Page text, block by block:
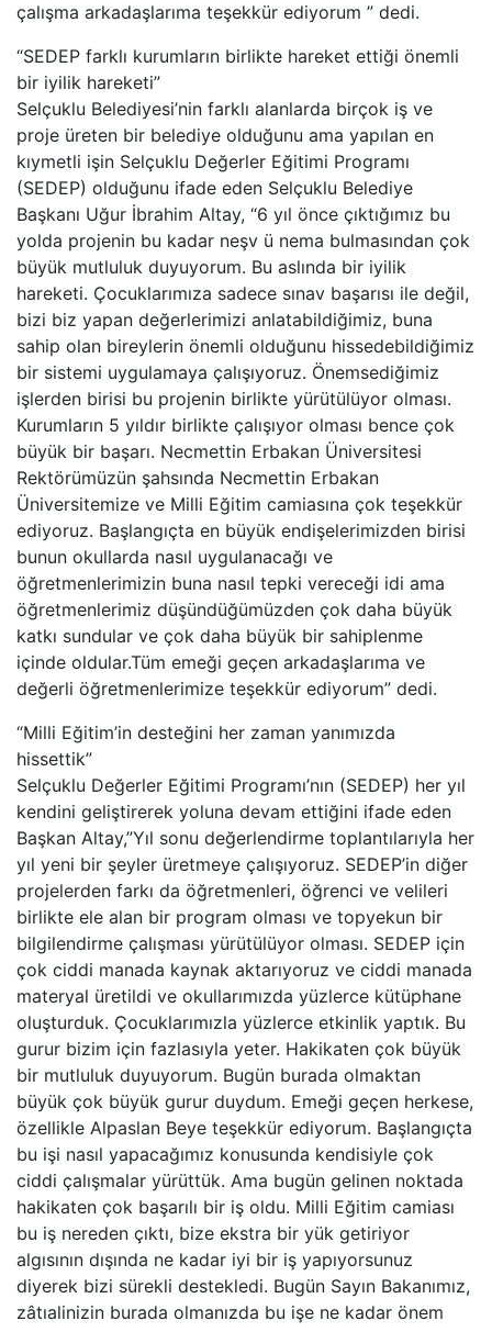
çalışma arkadaşlarıma teşekkür ediyorum ” dedi.
“SEDEP farklı kurumların birlikte hareket ettiği önemli
bir iyilik hareketi”
Selçuklu Belediyesi’nin farklı alanlarda birçok iş ve
proje üreten bir belediye olduğunu ama yapılan en
kıymetli işin Selçuklu Değerler Eğitimi Programı
(SEDEP) olduğunu ifade eden Selçuklu Belediye
Başkanı Uğur İbrahim Altay, “6 yıl önce çıktığımız bu
yolda projenin bu kadar neşv ü nema bulmasından çok
büyük mutluluk duyuyorum. Bu aslında bir iyilik
hareketi. Çocuklarımıza sadece sınav başarısı ile değil,
bizi biz yapan değerlerimizi anlatabildiğimiz, buna
sahip olan bireylerin önemli olduğunu hissedebildiğimiz
bir sistemi uygulamaya çalışıyoruz. Önemsediğimiz
işlerden birisi bu projenin birlikte yürütülüyor olması.
Kurumların 5 yıldır birlikte çalışıyor olması bence çok
büyük bir başarı. Necmettin Erbakan Üniversitesi
Rektörümüzün şahsında Necmettin Erbakan
Üniversitemize ve Milli Eğitim camiasına çok teşekkür
ediyoruz. Başlangıçta en büyük endişelerimizden birisi
bunun okullarda nasıl uygulanacağı ve
öğretmenlerimizin buna nasıl tepki vereceği idi ama
öğretmenlerimiz düşündüğümüzden çok daha büyük
katkı sundular ve çok daha büyük bir sahiplenme
içinde oldular.Tüm emeği geçen arkadaşlarıma ve
değerli öğretmenlerimize teşekkür ediyorum” dedi.
“Milli Eğitim’in desteğini her zaman yanımızda
hissettik”
Selçuklu Değerler Eğitimi Programı’nın (SEDEP) her yıl
kendini geliştirerek yoluna devam ettiğini ifade eden
Başkan Altay,”Yıl sonu değerlendirme toplantılarıyla her
yıl yeni bir şeyler üretmeye çalışıyoruz. SEDEP’in diğer
projelerden farkı da öğretmenleri, öğrenci ve velileri
birlikte ele alan bir program olması ve topyekun bir
bilgilendirme çalışması yürütülüyor olması. SEDEP için
çok ciddi manada kaynak aktarıyoruz ve ciddi manada
materyal üretildi ve okullarımızda yüzlerce kütüphane
oluşturduk. Çocuklarımızla yüzlerce etkinlik yaptık. Bu
gurur bizim için fazlasıyla yeter. Hakikaten çok büyük
bir mutluluk duyuyorum. Bugün burada olmaktan
büyük çok büyük gurur duydum. Emeği geçen herkese,
özellikle Alpaslan Beye teşekkür ediyorum. Başlangıçta
bu işi nasıl yapacağımız konusunda kendisiyle çok
ciddi çalışmalar yürüttük. Ama bugün gelinen noktada
hakikaten çok başarılı bir iş oldu. Milli Eğitim camiası
bu iş nereden çıktı, bize ekstra bir yük getiriyor
algısının dışında ne kadar iyi bir iş yapıyorsunuz
diyerek bizi sürekli destekledi. Bugün Sayın Bakanımız,
zâtıalinizin burada olmanızda bu işe ne kadar önem